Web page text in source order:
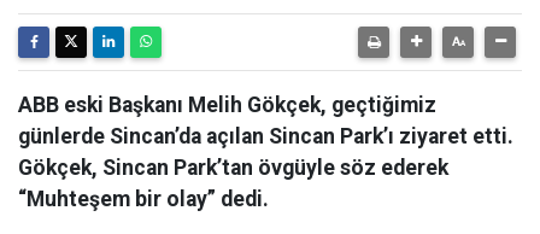
ABB eski Başkanı Melih Gökçek, geçtiğimiz
günlerde Sincan’da açılan Sincan Park’ı ziyaret etti.
Gökçek, Sincan Park’tan övgüyle söz ederek
“Muhteşem bir olay” dedi.